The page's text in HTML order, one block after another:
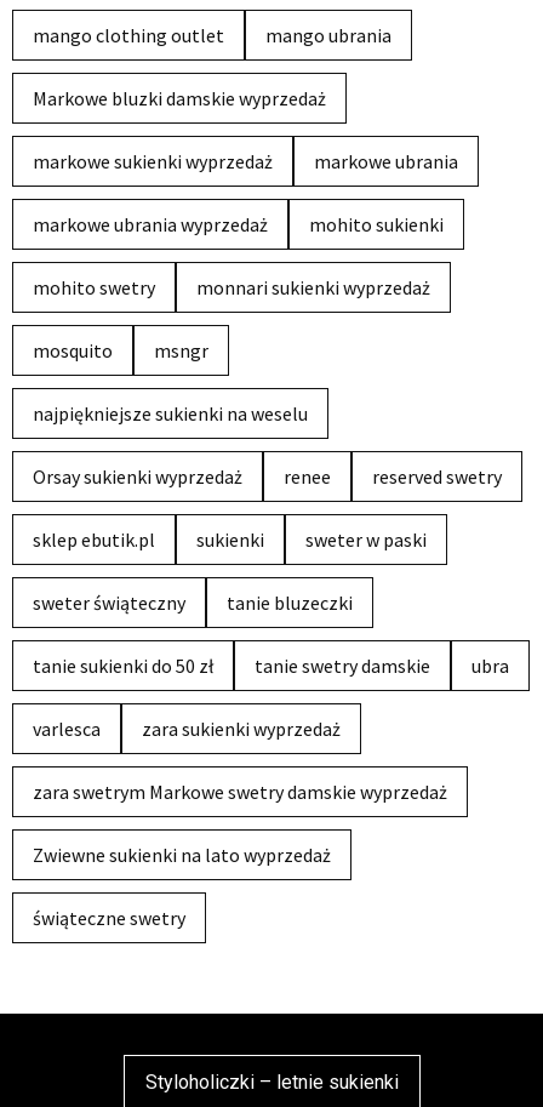
mango clothing outlet mango ubrania
Markowe bluzki damskie wyprzedaż
markowe sukienki wyprzedaż markowe ubrania
markowe ubrania wyprzedaż mohito sukienki
mohito swetry monnari sukienki wyprzedaż
mosquito msngr
najpiękniejsze sukienki na weselu
Orsay sukienki wyprzedaż renee reserved swetry
sklep ebutik.pl sukienki sweter w paski
sweter świąteczny tanie bluzeczki
tanie sukienki do 50 zł tanie swetry damskie ubra
varlesca zara sukienki wyprzedaż
zara swetrym Markowe swetry damskie wyprzedaż
Zwiewne sukienki na lato wyprzedaż
świąteczne swetry
Styloholiczki – letnie sukienki